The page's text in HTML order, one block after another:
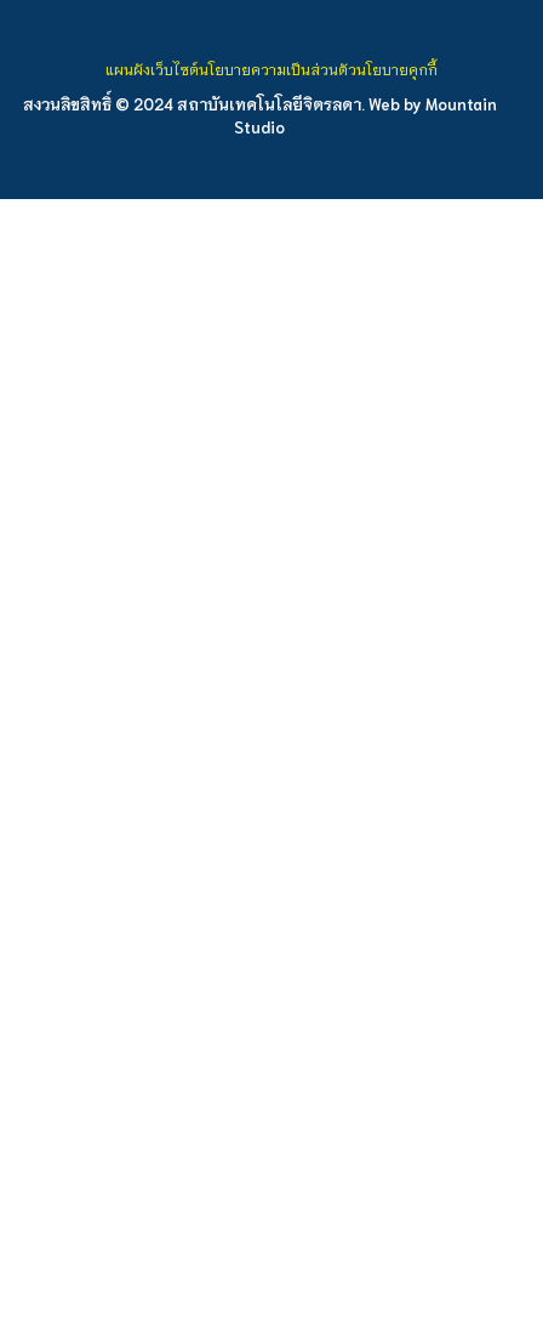
สงวนลิขสิทธิ์ © 2024 สถาบันเทคโนโลยีจิตรลดา. Web by Mountain
Studio
แผนผังเว็บไซต์นโยบายความเป็นส่วนตัวนโยบายคุกกี้